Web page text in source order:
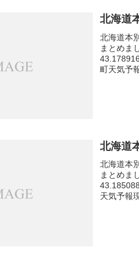
北海道
北海道本
まとめま
町天気予
北海道
北海道本
まとめま
天気予報